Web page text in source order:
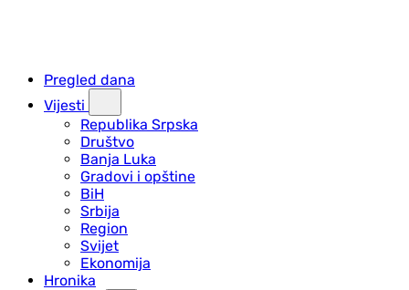
Pregled dana
Vijesti
Republika Srpska
Društvo
Banja Luka
Gradovi i opštine
BiH
Srbija
Region
Svijet
Ekonomija
Hronika